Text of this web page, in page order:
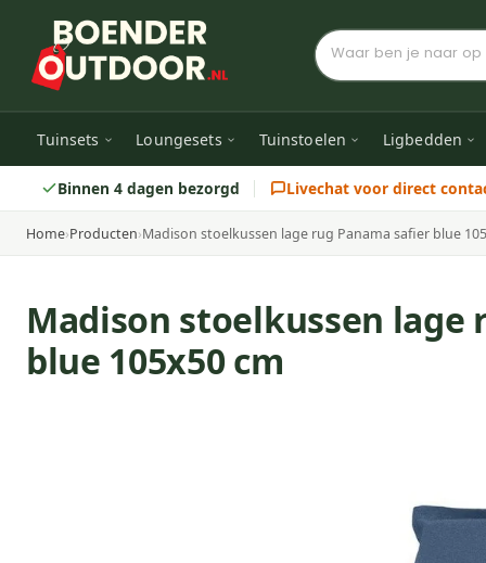
Tuinsets Loungesets Tuinstoelen Ligbedden
Binnen 4 dagen bezorgd Livechat voor direct
Home›Producten›Madison stoelkussen lage rug Panama safier blue
Madison stoelkussen lage
blue 105x50 cm